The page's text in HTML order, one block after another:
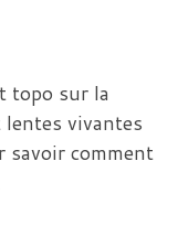
topo sur la
lentes vivantes
savoir comment